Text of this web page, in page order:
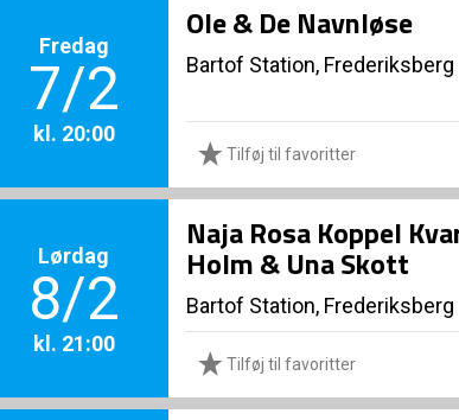
Fredag
7/2
kl. 20:00
Ole & De Navnløse
Bartof Station, Frederiksberg
Tilføj til favoritter
Lørdag
8/2
kl. 21:00
Naja Rosa Koppel
Holm & Una Skott
Bartof Station, Frederiksberg
Tilføj til favoritter